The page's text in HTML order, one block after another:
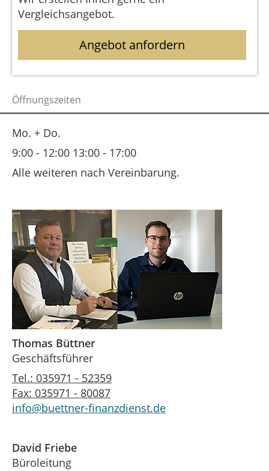
Vergleichsangebot.
Angebot anfordern
Öffnungszeiten
Mo. + Do.
9:00 - 12:00 13:00 - 17:00
Alle weiteren nach Vereinbarung.
Thomas Büttner
Geschäftsführer
Tel.: 035971 - 52359
Fax: 035971 - 80087
info@buettner-finanzdienst.de
David Friebe
Büroleitung